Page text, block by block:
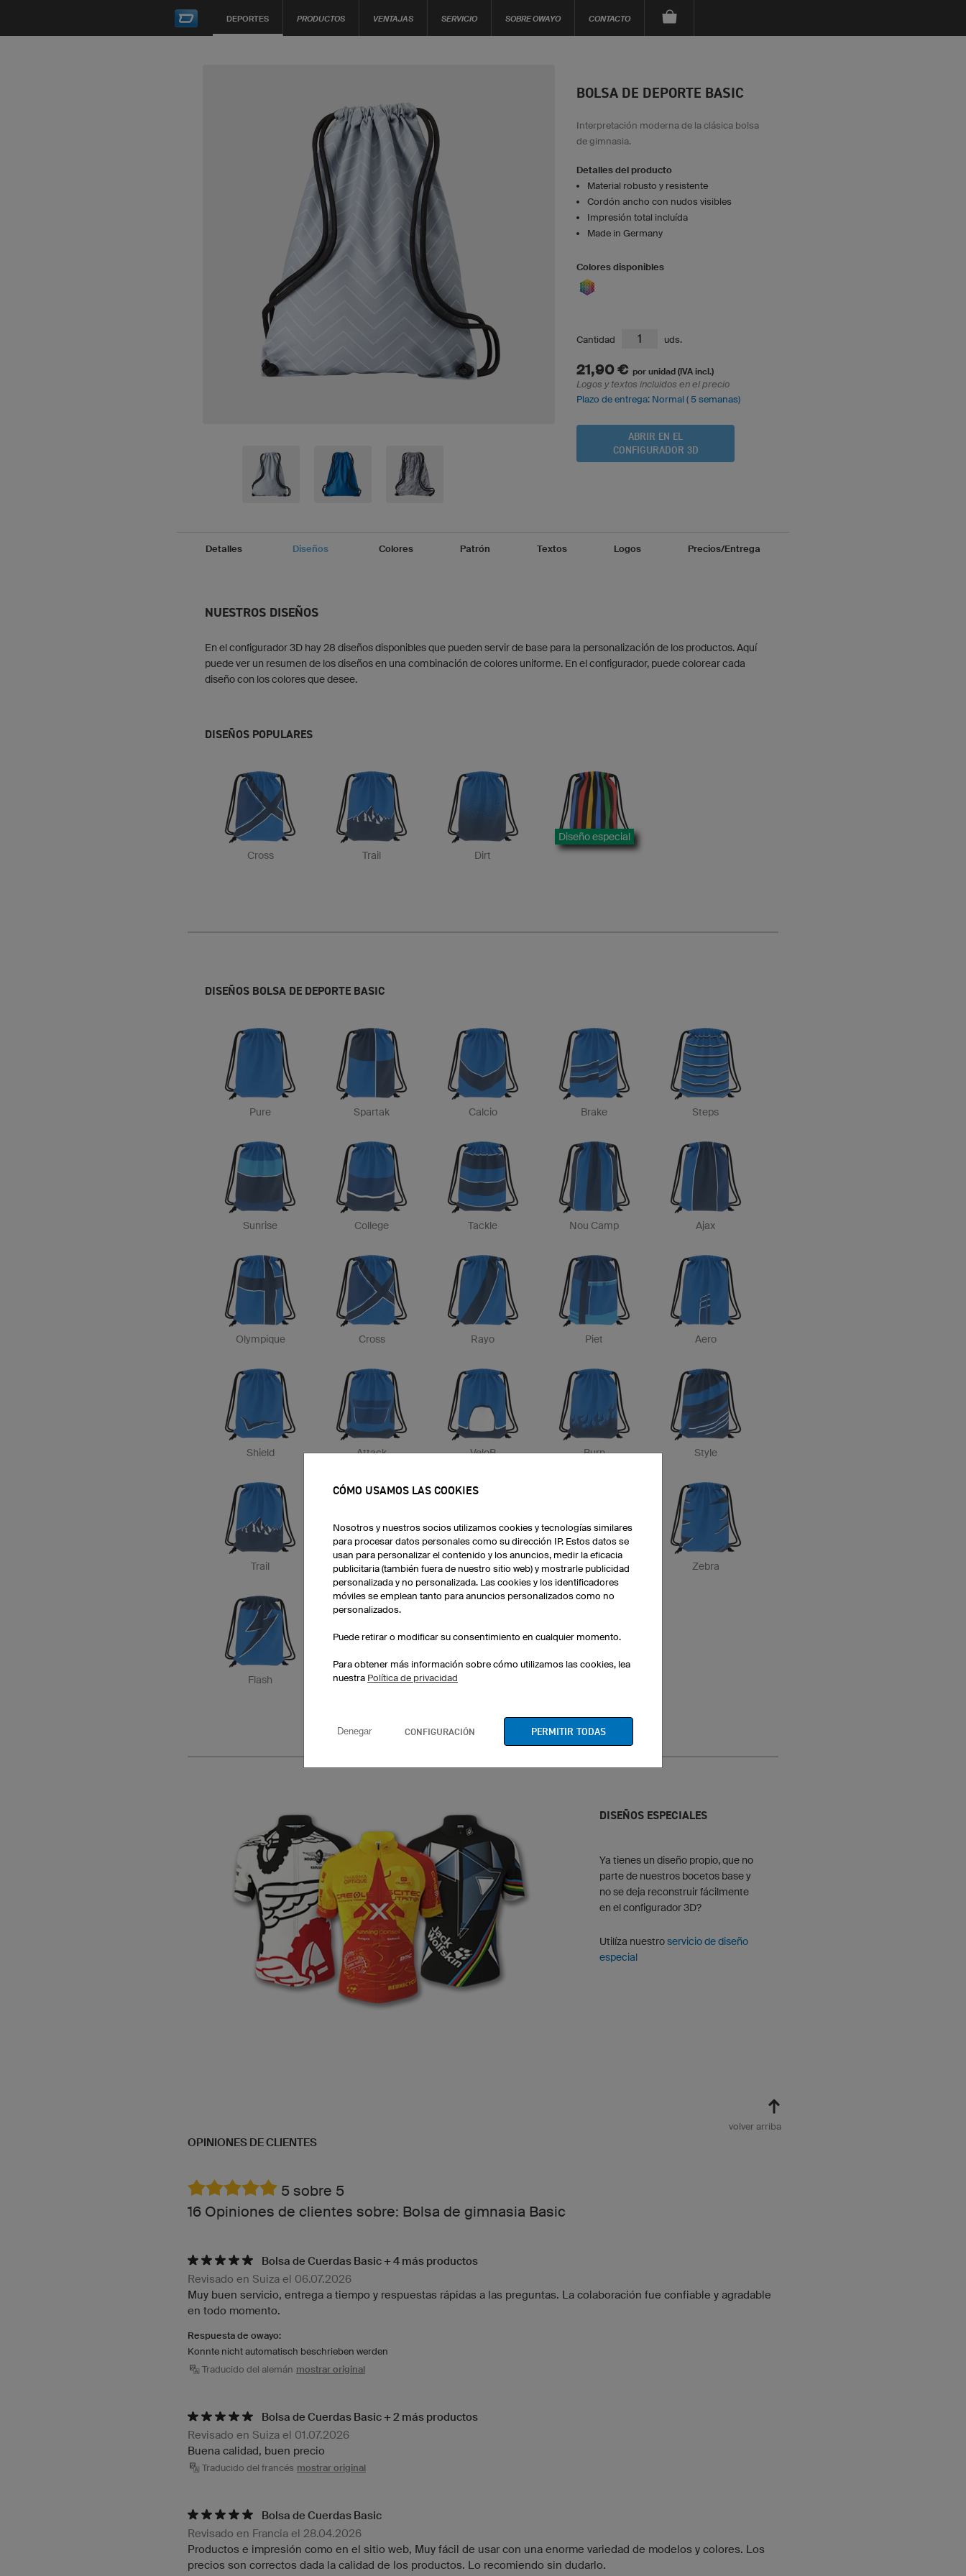
DEPORTES PRODUCTOS VENTAJAS SERVICIO SOBRE OWAYO CONTACTO
BOLSA DE DEPORTE BASIC
Interpretación moderna de la clásica bolsa
de gimnasia.
Detalles del producto
Material robusto y resistente
Cordón ancho con nudos visibles
Impresión total incluída
Made in Germany
Colores disponibles
Cantidad uds.
21,90 € por unidad (IVA incl.)
Logos y textos incluidos en el precio
Plazo de entrega: Normal ( 5 semanas)
ABRIR EN EL
CONFIGURADOR 3D
Detalles Diseños Colores Patrón Textos Logos Precios/Entrega
NUESTROS DISEÑOS
En el configurador 3D hay 28 diseños disponibles que pueden servir de base para la personalización de los productos. Aquí
puede ver un resumen de los diseños en una combinación de colores uniforme. En el configurador, puede colorear cada
diseño con los colores que desee.
DISEÑOS POPULARES
Cross Trail Dirt
Diseño especial
DISEÑOS BOLSA DE DEPORTE BASIC
Pure Spartak Calcio Brake Steps
Sunrise College Tackle Nou Camp Ajax
Olympique Cross Rayo Piet Aero
Shield Attack VeloB Burn Style
Trail Sanremo Orion Dirt Zebra
Flash Flight
DISEÑOS ESPECIALES
Ya tienes un diseño propio, que no
parte de nuestros bocetos base y
no se deja reconstruir fácilmente
en el configurador 3D?
Utilíza nuestroservicio de diseño
especial
volver arriba
OPINIONES DE CLIENTES
5 sobre 5
16 Opiniones de clientes sobre: Bolsa de gimnasia Basic
Bolsa de Cuerdas Basic + 4 más productos
Revisado en Suiza el 06.07.2026
Muy buen servicio, entrega a tiempo y respuestas rápidas a las preguntas. La colaboración fue confiable y agradable
en todo momento.
Respuesta de owayo:
Konnte nicht automatisch beschrieben werden
Traducido del alemán mostrar original
Bolsa de Cuerdas Basic + 2 más productos
Revisado en Suiza el 01.07.2026
Buena calidad, buen precio
Traducido del francés mostrar original
Bolsa de Cuerdas Basic
Revisado en Francia el 28.04.2026
Productos e impresión como en el sitio web, Muy fácil de usar con una enorme variedad de modelos y colores. Los
precios son correctos dada la calidad de los productos. Lo recomiendo sin dudarlo.
CÓMO USAMOS LAS COOKIES
Nosotros y nuestros socios utilizamos cookies y tecnologías similares
para procesar datos personales como su dirección IP. Estos datos se
usan para personalizar el contenido y los anuncios, medir la eficacia
publicitaria (también fuera de nuestro sitio web) y mostrarle publicidad
personalizada y no personalizada. Las cookies y los identificadores
móviles se emplean tanto para anuncios personalizados como no
personalizados.
Puede retirar o modificar su consentimiento en cualquier momento.
Para obtener más información sobre cómo utilizamos las cookies, lea
nuestra Política de privacidad
Denegar CONFIGURACIÓN PERMITIR TODAS